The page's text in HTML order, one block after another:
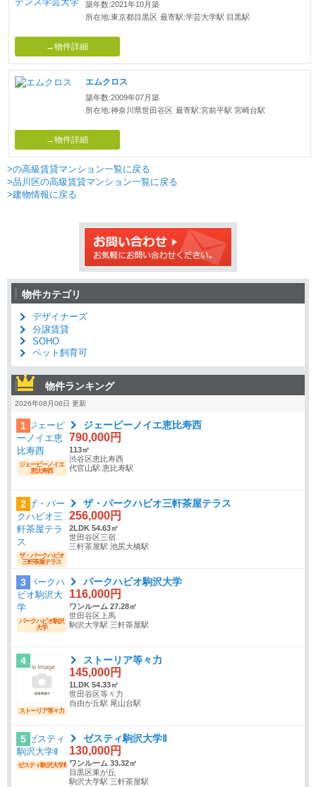
築年数:2021年10月築
所在地:東京都目黒区 最寄駅:学芸大学駅 目黒駅
→物件詳細
エムクロス
築年数:2009年07月築
所在地:神奈川県世田谷区 最寄駅:宮前平駅 宮崎台駅
→物件詳細
>の高級賃貸マンション一覧に戻る
>品川区の高級賃貸マンション一覧に戻る
>建物情報に戻る
物件カテゴリ
デザイナーズ
分譲賃貸
SOHO
ペット飼育可
物件ランキング
2026年08月06日 更新
1
ジェーピーノイエ
恵比寿西
ジェーピーノイエ恵比寿西
790,000円
113㎡
渋谷区恵比寿西
代官山駅 恵比寿駅
2
ザ・パークハビオ
三軒茶屋テラス
ザ・パークハビオ三軒茶屋テラス
256,000円
2LDK 54.63㎡
世田谷区三宿
三軒茶屋駅 池尻大橋駅
3
パークハビオ駒沢
大学
パークハビオ駒沢大学
116,000円
ワンルーム 27.28㎡
世田谷区上馬
駒沢大学駅 三軒茶屋駅
4
ストーリア等々力
ストーリア等々力
145,000円
1LDK 54.33㎡
世田谷区等々力
自由が丘駅 尾山台駅
5
ゼスティ駒沢大学Ⅱ
ゼスティ駒沢大学Ⅱ
130,000円
ワンルーム 33.32㎡
目黒区東が丘
駒沢大学駅 三軒茶屋駅